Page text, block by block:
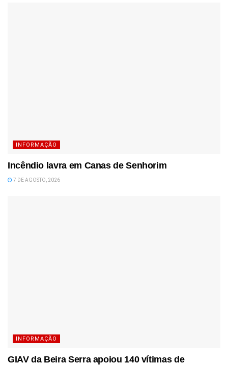
INFORMAÇÃO
Incêndio lavra em Canas de Senhorim
7 DE AGOSTO, 2026
INFORMAÇÃO
GIAV da Beira Serra apoiou 140 vítimas de